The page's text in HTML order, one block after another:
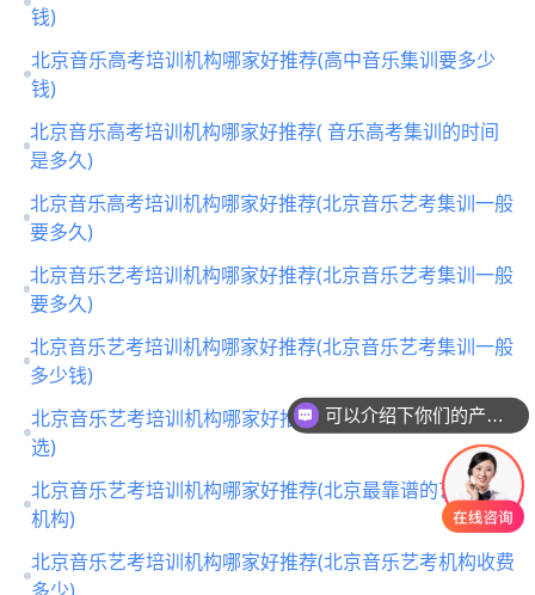
钱)
北京音乐高考培训机构哪家好推荐(高中音乐集训要多少
钱)
北京音乐高考培训机构哪家好推荐( 音乐高考集训的时间
是多久)
北京音乐高考培训机构哪家好推荐(北京音乐艺考集训一般
要多久)
北京音乐艺考培训机构哪家好推荐(北京音乐艺考集训一般
要多久)
北京音乐艺考培训机构哪家好推荐(北京音乐艺考集训一般
多少钱)
北京音乐艺考培训机构哪家好推荐(北京音乐艺考培训怎么
选)
北京音乐艺考培训机构哪家好推荐(北京最靠谱的艺考培训
机构)
北京音乐艺考培训机构哪家好推荐(北京音乐艺考机构收费
可以介绍下你们的产品么